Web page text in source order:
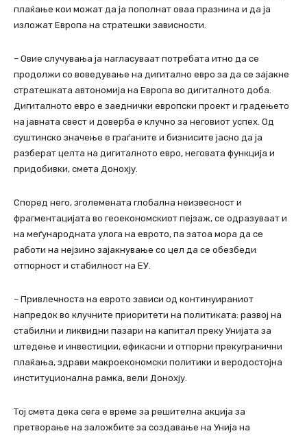
плаќање кои можат да ја пополнат оваа празнина и да ја
изложат Европа на стратешки зависности.
– Овие случувања ја нагласуваат потребата итно да се
продолжи со воведување на дигитално евро за да се зајакне
стратешката автономија на Европа во дигиталното доба.
Дигиталното евро е заеднички европски проект и градењето
на јавната свест и доверба е клучно за неговиот успех. Од
суштинско значење е граѓаните и бизнисите јасно да ја
разберат целта на дигиталното евро, неговата функција и
придобивки, смета Донохју.
Според него, зголемената глобална неизвесност и
фрагментацијата во геоекономскиот пејзаж, се одразуваат и
на меѓународната улога на еврото, па затоа мора да се
работи на нејзино зајакнување со цел да се обезбеди
отпорност и стабилност на ЕУ.
– Привлечноста на еврото зависи од континуираниот
напредок во клучните приоритети на политиката: развој на
стабилни и ликвидни пазари на капитал преку Унијата за
штедење и инвестиции, ефикасни и отпорни прекугранични
плаќања, здрави макроекономски политики и веродостојна
институционална рамка, вели Донохју.
Тој смета дека сега е време за решителна акција за
претворање на заложбите за создавање на Унија на